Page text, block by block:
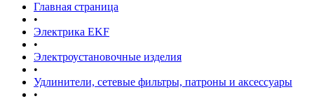
Главная страница
•
Электрика EKF
•
Электроустановочные изделия
•
Удлинители, сетевые фильтры, патроны и аксессуары
•